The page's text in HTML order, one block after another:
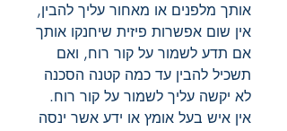
אותך מלפנים או מאחור עליך להבין,
אין שום אפשרות פיזית שיחנקו אותך
אם תדע לשמור על קור רוח, ואם
תשכיל להבין עד כמה קטנה הסכנה
לא יקשה עליך לשמור על קור רוח.
אין איש בעל אומץ או ידע אשר ינסה